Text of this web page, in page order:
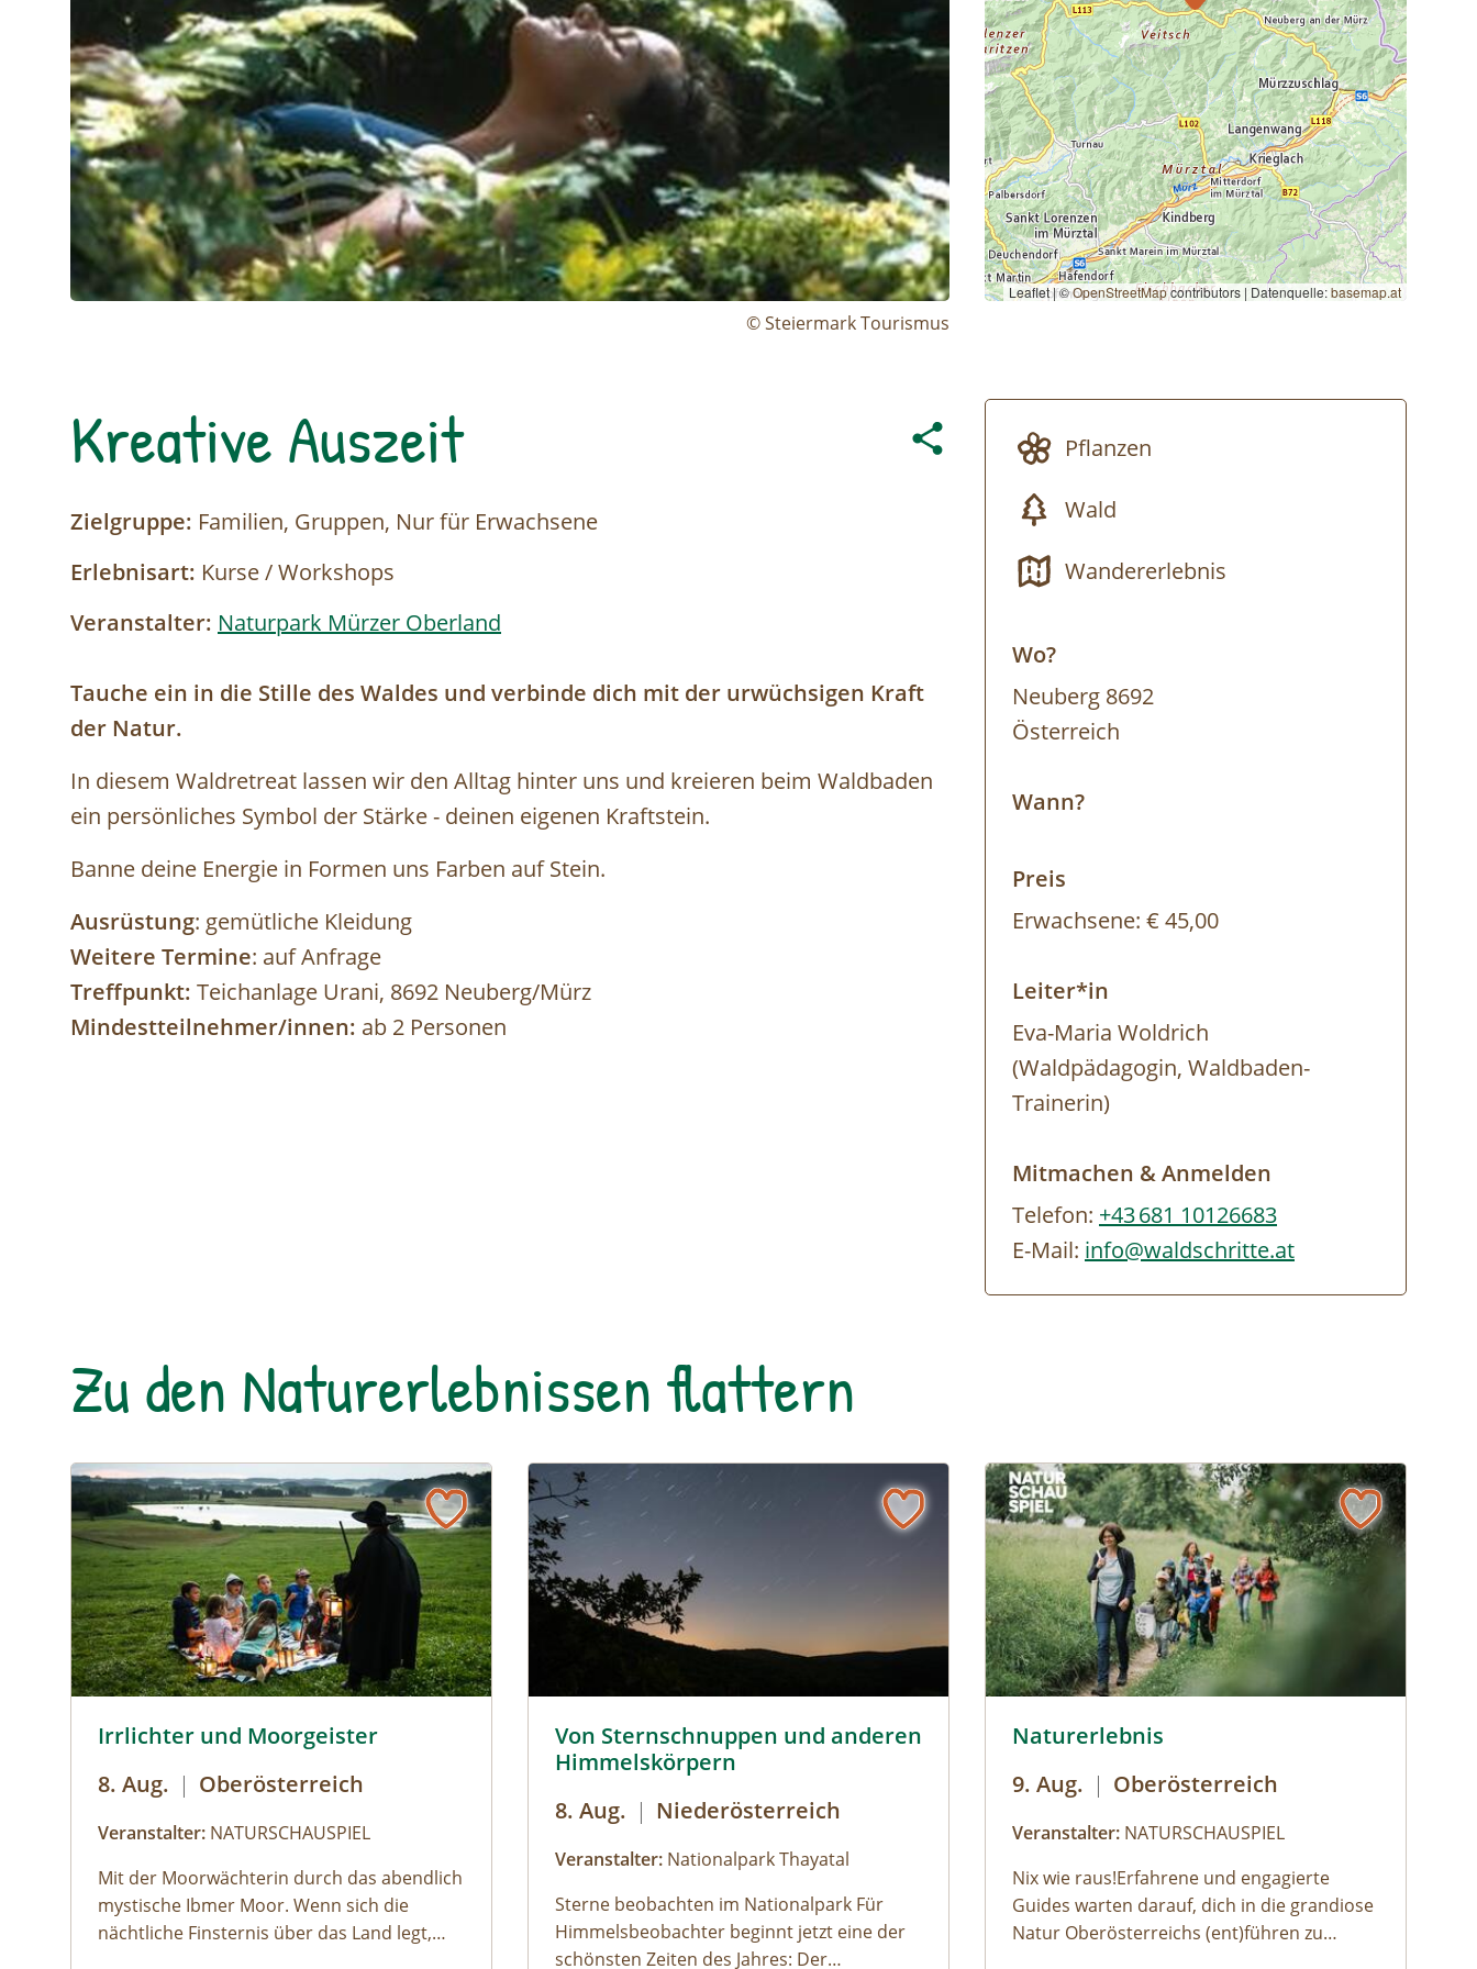
© Steiermark Tourismus
Leaflet | ©OpenStreetMapcontributors | Datenquelle:basemap.at
Kreative Auszeit
Zielgruppe: Familien, Gruppen, Nur für Erwachsene
Erlebnisart: Kurse / Workshops
Veranstalter: Naturpark Mürzer Oberland
Tauche ein in die Stille des Waldes und verbinde dich mit der urwüchsigen Kraft
der Natur.
In diesem Waldretreat lassen wir den Alltag hinter uns und kreieren beim Waldbaden
ein persönliches Symbol der Stärke - deinen eigenen Kraftstein.
Banne deine Energie in Formen uns Farben auf Stein.
Ausrüstung: gemütliche Kleidung
Weitere Termine: auf Anfrage
Treffpunkt: Teichanlage Urani, 8692 Neuberg/Mürz
Mindestteilnehmer/innen: ab 2 Personen
Pflanzen
Wald
Wandererlebnis
Wo?
Neuberg 8692
Österreich
Wann?
Preis
Erwachsene: € 45,00
Leiter*in
Eva-Maria Woldrich
(Waldpädagogin, Waldbaden-
Trainerin)
Mitmachen & Anmelden
Telefon: +43 681 10126683
E-Mail: info@waldschritte.at
Zu den Naturerlebnissen flattern
Irrlichter und Moorgeister
8. Aug. | Oberösterreich
Veranstalter: NATURSCHAUSPIEL
Mit der Moorwächterin durch das abendlich
mystische Ibmer Moor. Wenn sich die
nächtliche Finsternis über das Land legt,
Von Sternschnuppen und anderen
Himmelskörpern
8. Aug. | Niederösterreich
Veranstalter: Nationalpark Thayatal
Sterne beobachten im Nationalpark Für
Himmelsbeobachter beginnt jetzt eine der
schönsten Zeiten des Jahres: Der
Naturerlebnis
9. Aug. | Oberösterreich
Veranstalter: NATURSCHAUSPIEL
Nix wie raus!Erfahrene und engagierte
Guides warten darauf, dich in die grandiose
Natur Oberösterreichs (ent)führen zu